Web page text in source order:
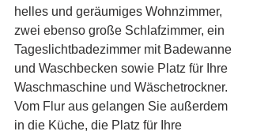
helles und geräumiges Wohnzimmer,
zwei ebenso große Schlafzimmer, ein
Tageslichtbadezimmer mit Badewanne
und Waschbecken sowie Platz für Ihre
Waschmaschine und Wäschetrockner.
Vom Flur aus gelangen Sie außerdem
in die Küche, die Platz für Ihre